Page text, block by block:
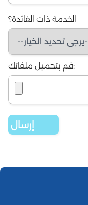
الخدمة ذات الفائدة؟
قم بتحميل ملفاتك: